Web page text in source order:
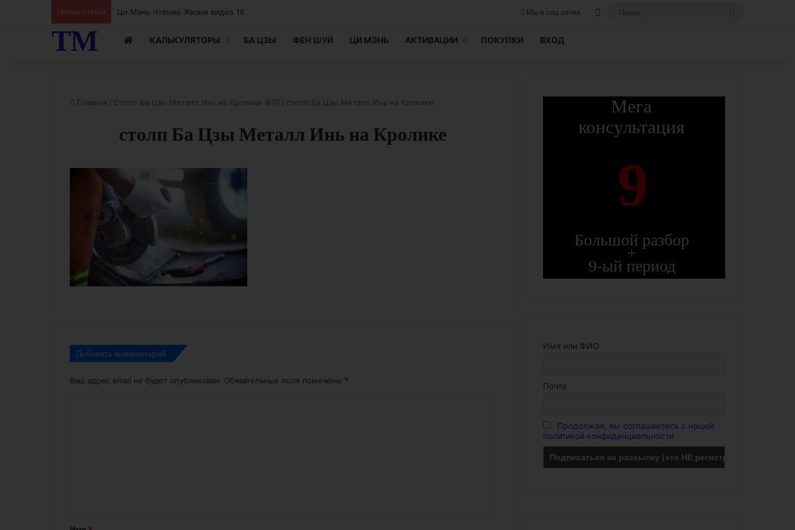
Новые статьи Мы в соц сетях Вход, если вы уже регистрировались на
ТМ КАЛЬКУЛЯТОРЫ БА ЦЗЫ ФЕН ШУЙ ЦИ МЭНЬ АКТИВАЦИИ ПОКУПКИ ВХОД
Главная / Столп Ба Цзы Металл Инь на Кролике 辛卯 / столп Ба Цзы Металл Инь на Кролике
столп Ба Цзы Металл Инь на Кролике
Добавить комментарий
Ваш адрес email не будет опубликован. Обязательные поля помечены *
а
Мега
консультация
Большой разбор
+
9-ый период
9
Имя или ФИО
Почта
Продолжая, вы соглашаетесь с нашей
политикой конфиденциальности